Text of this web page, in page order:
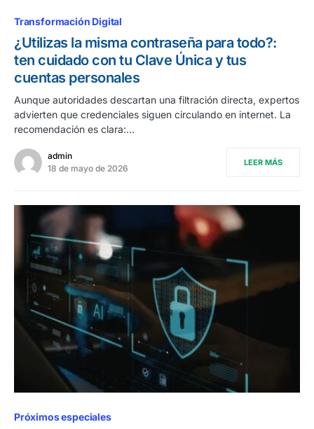
Transformación Digital
¿Utilizas la misma contraseña para todo?:
ten cuidado con tu Clave Única y tus
cuentas personales
Aunque autoridades descartan una filtración directa, expertos
advierten que credenciales siguen circulando en internet. La
recomendación es clara:…
admin
18 de mayo de 2026
LEER MÁS
Próximos especiales